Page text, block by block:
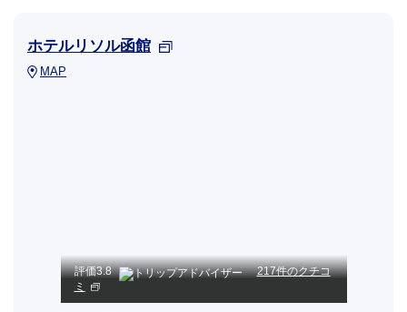
ホテルリソル函館
MAP
評価3.8
217件のクチコ
ミ